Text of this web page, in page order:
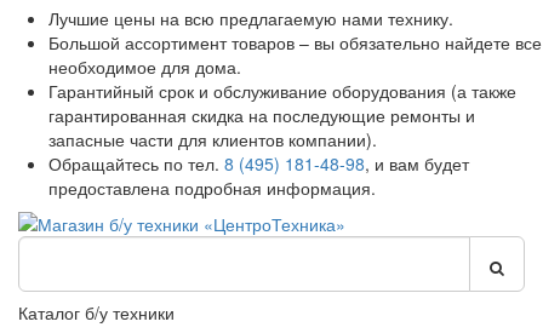
Лучшие цены на всю предлагаемую нами технику.
Большой ассортимент товаров – вы обязательно найдете все
необходимое для дома.
Гарантийный срок и обслуживание оборудования (а также
гарантированная скидка на последующие ремонты и
запасные части для клиентов компании).
Обращайтесь по тел. 8 (495) 181-48-98, и вам будет
предоставлена подробная информация.
Каталог б/у техники